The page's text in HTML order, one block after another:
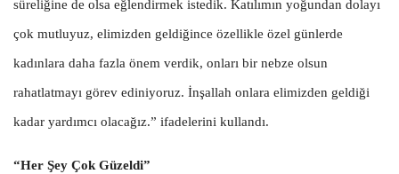
süreliğine de olsa eğlendirmek istedik. Katılımın yoğundan dolayı
çok mutluyuz, elimizden geldiğince özellikle özel günlerde
kadınlara daha fazla önem verdik, onları bir nebze olsun
rahatlatmayı görev ediniyoruz. İnşallah onlara elimizden geldiği
kadar yardımcı olacağız.” ifadelerini kullandı.
“Her Şey Çok Güzeldi”